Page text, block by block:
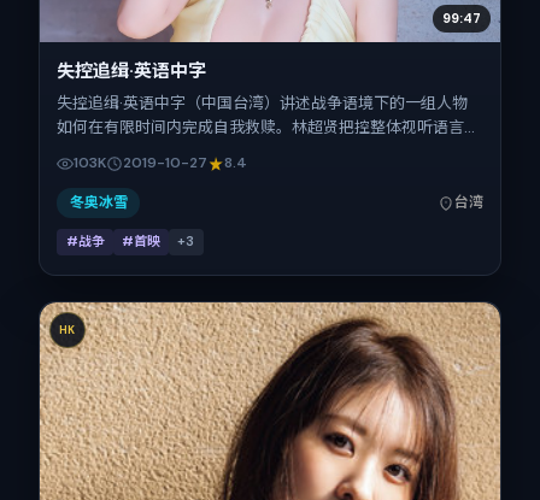
99:47
失控追缉·英语中字
失控追缉·英语中字（中国台湾）讲述战争语境下的一组人物
如何在有限时间内完成自我救赎。林超贤把控整体视听语言，
2019-10-27 起陆续登陆院线与网络平台，国庆档前后公映，
片长119分钟。
103K 2019-10-27 8.4
冬奥冰雪 台湾
#战争 #首映 +3
HK